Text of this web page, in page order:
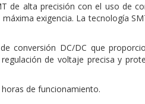
de alta precisión con el uso de
exigencia. La tecnología
conversión DC/DC que
de voltaje precisa y
de funcionamiento.